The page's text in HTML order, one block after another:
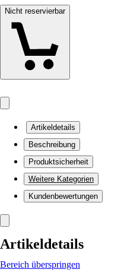
Nicht reservierbar
Artikeldetails
Beschreibung
Produktsicherheit
Weitere Kategorien
Kundenbewertungen
Artikeldetails
Bereich überspringen